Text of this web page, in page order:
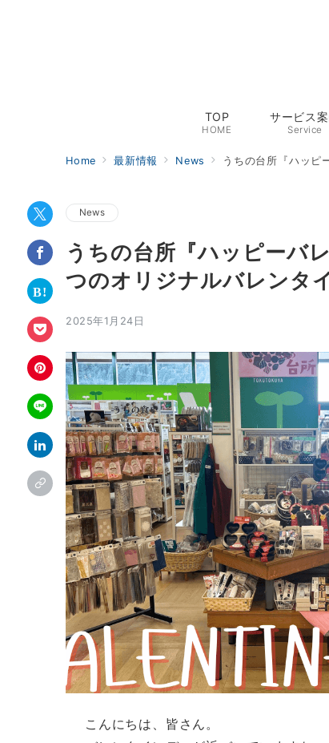
TOP
HOME
サービス
Service
Home 最新情報 News うちの台所『ハッピ
News
うちの台所『ハッピーバ
つのオリジナルバレンタ
2025年1月24日
こんにちは、皆さん。